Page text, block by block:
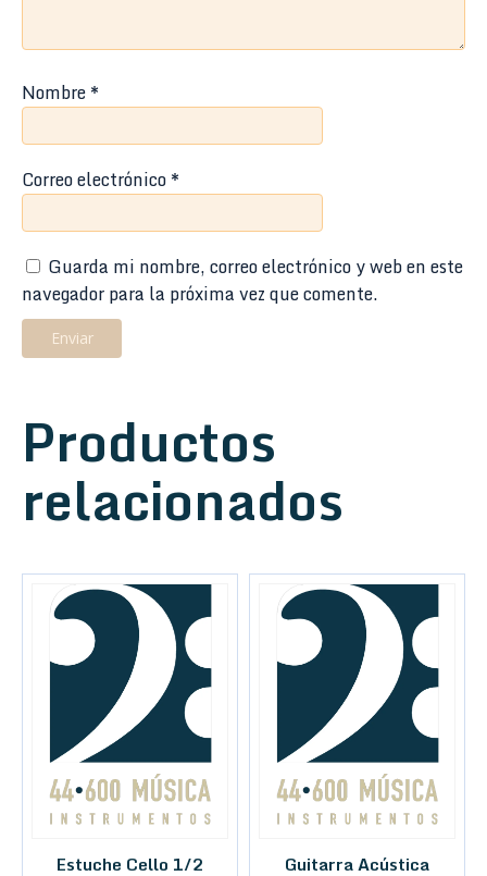
Nombre*
Correo electrónico*
Guarda mi nombre, correo electrónico y web en este
navegador para la próxima vez que comente.
Productos
relacionados
Estuche Cello 1/2 Guitarra Acústica